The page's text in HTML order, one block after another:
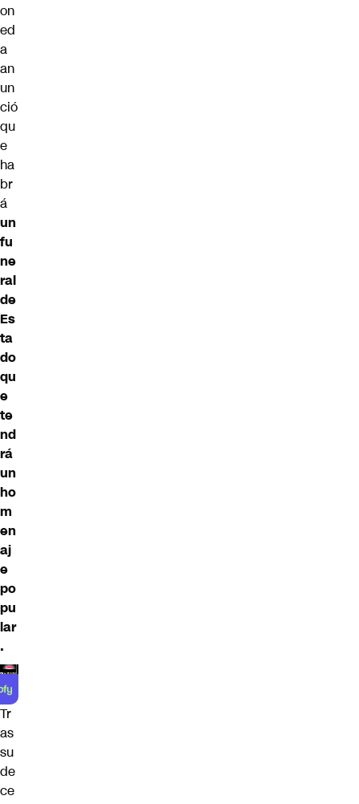
on
ed
a
an
un
ció
qu
e
ha
br
á
un
fu
ne
ral
de
Es
ta
do
qu
e
te
nd
rá
un
ho
m
en
aj
e
po
pu
lar
.
Tr
as
su
de
ce